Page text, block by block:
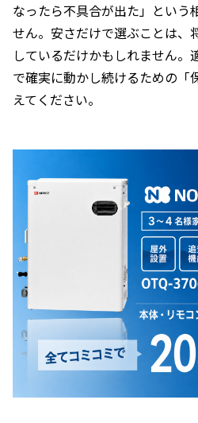
なったら不具合が出た」という
せん。安さだけで選ぶことは、
しているだけかもしれません。
で確実に動かし続けるための「
えてください。